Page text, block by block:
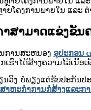
ໂຄງການ​ພາຍ​ໃນ ​ແລະ ຕ່
ສາມາດແຂ່ງຂັນ
ການສະຫນອງ ອຸປະກອນ
ເຮົາ​ໄດ້​ສ້າງ​ຄວາມ​ໄວ້​ເນື້
ວິງ ບໍ່ພຽງແຕ່ຮັບປະກັນປ
າ​ຫະ​ກໍາ​ການ​ກໍ່​ສ້າງ​ແລະ​ກ